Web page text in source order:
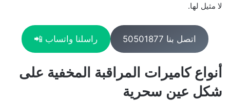
لا مثيل لها.
اتصل بنا 50501877 راسلنا واتساب 📲
أنواع كاميرات المراقبة المخفية على
شكل عين سحرية